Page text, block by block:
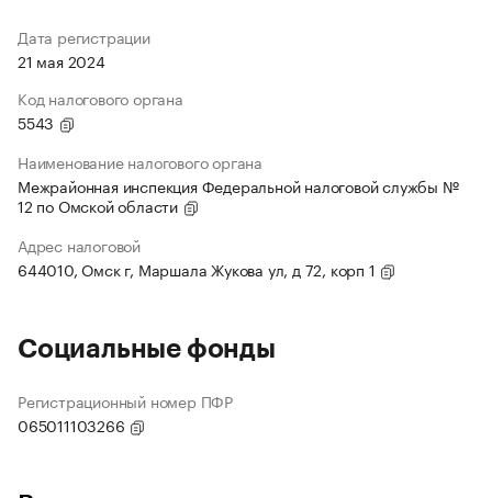
Дата регистрации
21 мая 2024
Код налогового органа
5543
Наименование налогового органа
Межрайонная инспекция Федеральной налоговой службы №
12 по Омской области
Адрес налоговой
644010, Омск г, Маршала Жукова ул, д 72, корп 1
Социальные фонды
Регистрационный номер ПФР
065011103266